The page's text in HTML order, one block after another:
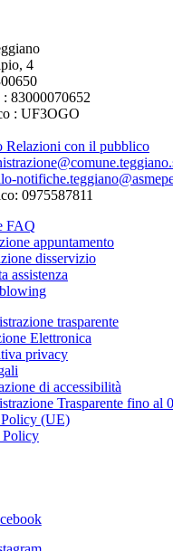
4
83000070652
: UF3OGO
Relazioni con il pubblico
0975587811
FAQ
appuntamento
disservizio
assistenza
trasparente
Elettronica
privacy
di accessibilità
Trasparente fino al
(UE)
Policy